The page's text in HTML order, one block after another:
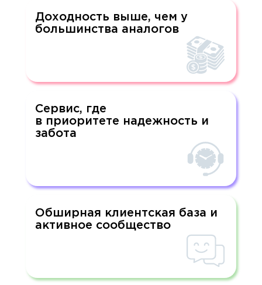
Доходность выше, чем у
большинства аналогов
Сервис, где
в приоритете надежность и
забота
Обширная клиентская база и
активное сообщество